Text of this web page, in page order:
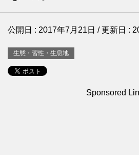
公開日 : 2017年7月21日 / 更新日 :
生態・習性・生息地
Sponsored